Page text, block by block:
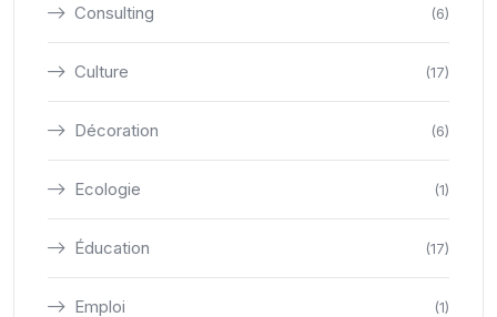
Consulting (6)
Culture (17)
Décoration (6)
Ecologie (1)
Éducation (17)
Emploi (1)